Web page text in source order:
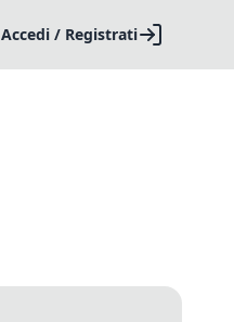
Accedi / Registrati